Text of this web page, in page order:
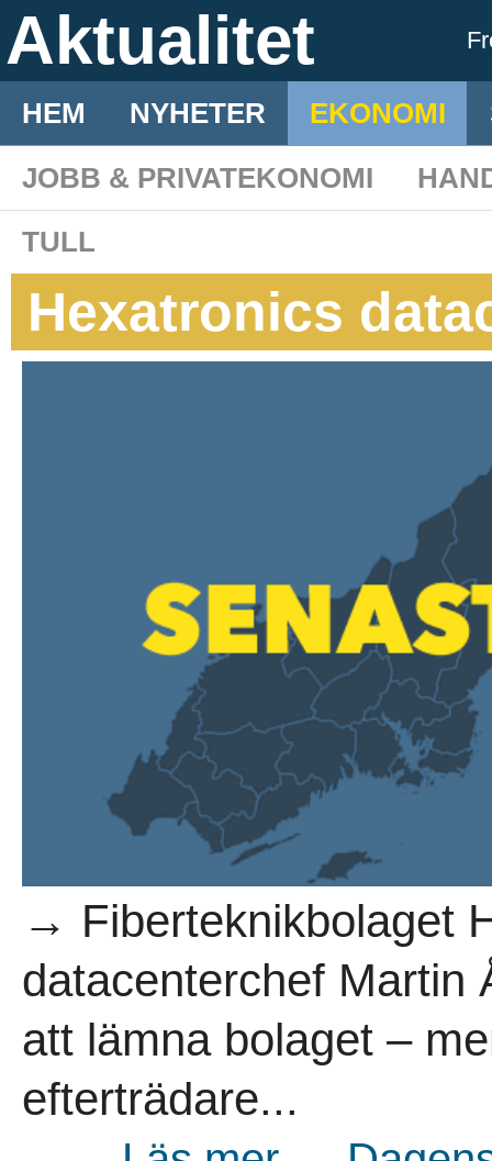
Aktualitet
HEM NYHETER EKONOMI
JOBB & PRIVATEKONOMI
TULL
Hexatronics
→ Fiberteknikbolaget
datacenterchef Martin
att lämna bolaget –
efterträdare...